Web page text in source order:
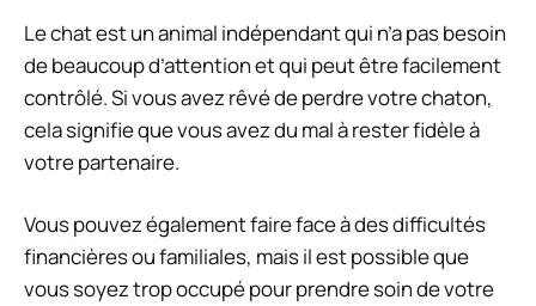
Le chat est un animal indépendant qui n’a pas besoin
de beaucoup d’attention et qui peut être facilement
contrôlé. Si vous avez rêvé de perdre votre chaton,
cela signifie que vous avez du mal à rester fidèle à
votre partenaire.
Vous pouvez également faire face à des difficultés
financières ou familiales, mais il est possible que
vous soyez trop occupé pour prendre soin de votre